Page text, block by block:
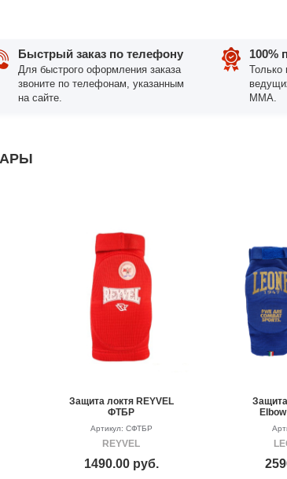
Быстрый заказ по телефону
Для быстрого оформления заказа
звоните по телефонам, указанным
на сайте.
100%
Только
ММА.
Защита локтя REYVEL
ФТБР
Артикул: СФТБР
REYVEL
1490.00 руб.